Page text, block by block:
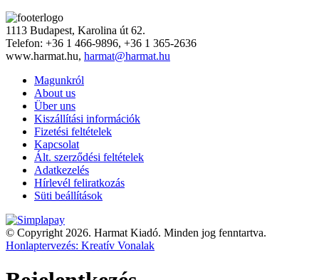
1113 Budapest, Karolina út 62.
Telefon: +36 1 466-9896, +36 1 365-2636
www.harmat.hu, harmat@harmat.hu
Magunkról
About us
Über uns
Kiszállítási információk
Fizetési feltételek
Kapcsolat
Ált. szerződési feltételek
Adatkezelés
Hírlevél feliratkozás
Süti beállítások
© Copyright 2026. Harmat Kiadó. Minden jog fenntartva.
Honlaptervezés: Kreatív Vonalak